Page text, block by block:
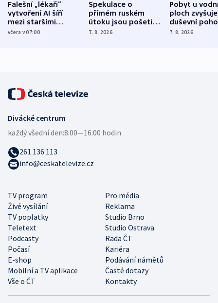
Falešní „lékaři“
vytvoření AI šíří
mezi staršími
Poláky nebezpečné
včera v 07:00
Spekulace o
přímém ruském
útoku jsou pošetilé,
míní estonský
7. 8. 2026
Pobyt u
ploch zvyšuje
duševní
ukázala
7. 8. 2026
TV program
Pro média
Živé vysílání
Reklama
TV poplatky
Studio Brno
Teletext
Studio Ostrava
Podcasty
Rada ČT
Počasí
Kariéra
E-shop
Podávání námětů
Mobilní a TV aplikace
Časté dotazy
Vše o ČT
Kontakty
Divácké centrum
každý všední den:8:00—16:00 hodin
261 136 113
info@ceskatelevize.cz